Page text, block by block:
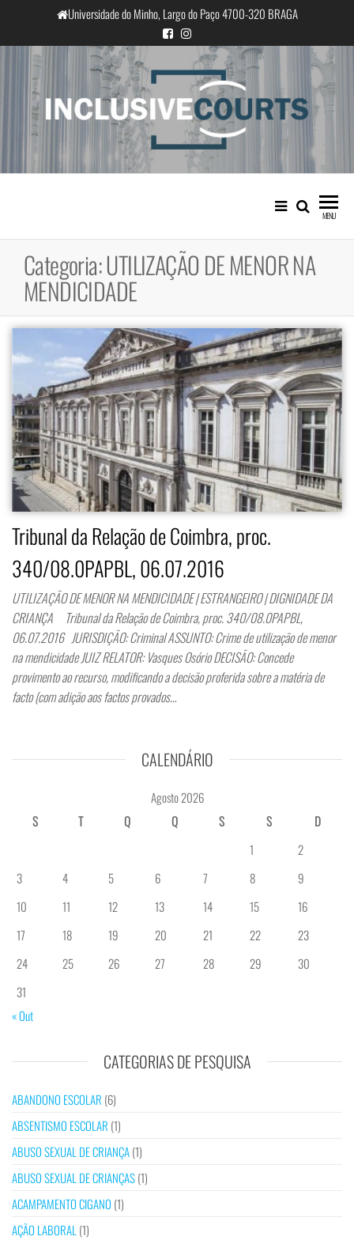
o
conteúdo
Universidade do Minho, Largo do Paço 4700-320 BRAGA
InclusiveCourts
Igualdade e diferença cultural na
prática judicial portuguesa
MENU
Categoria:UTILIZAÇÃO DE MENOR NA
MENDICIDADE
Tribunal da Relação de Coimbra, proc.
340/08.0PAPBL, 06.07.2016
UTILIZAÇÃO DE MENOR NA MENDICIDADE | ESTRANGEIRO | DIGNIDADE DA
CRIANÇA Tribunal da Relação de Coimbra, proc. 340/08.0PAPBL,
06.07.2016 JURISDIÇÃO: Criminal ASSUNTO: Crime de utilização de menor
na mendicidade JUIZ RELATOR: Vasques Osório DECISÃO: Concede
provimento ao recurso, modificando a decisão proferida sobre a matéria de
facto (com adição aos factos provados…
CALENDÁRIO
Agosto 2026
S
T Q Q S S
D
1
2
3
4 5 6 7 8
9
10
11 12 13 14 15
16
17
18 19 20 21 22
23
24
25 26 27 28 29
30
31
« Out
CATEGORIAS DE PESQUISA
ABANDONO ESCOLAR (6)
ABSENTISMO ESCOLAR (1)
ABUSO SEXUAL DE CRIANÇA(1)
ABUSO SEXUAL DE CRIANÇAS(1)
ACAMPAMENTO CIGANO (1)
AÇÃO LABORAL (1)